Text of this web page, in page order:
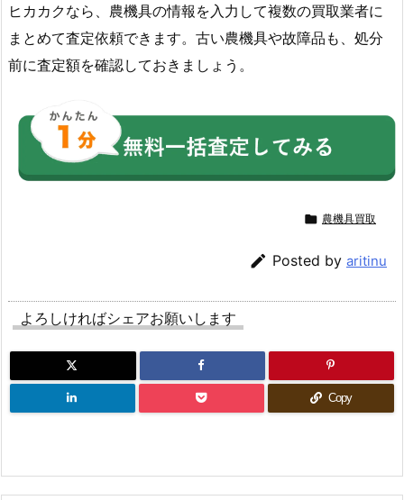
ヒカカクなら、農機具の情報を入力して複数の買取業者に
まとめて査定依頼できます。古い農機具や故障品も、処分
前に査定額を確認しておきましょう。
 農機具買取
 Posted by aritinu
よろしければシェアお願いします
Copy